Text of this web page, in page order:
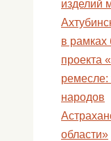
изделий
в рамках
проекта
ремесле:
народов
области»